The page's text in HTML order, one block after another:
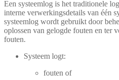
Een systeemlog is het traditionele
interne verwerkingsdetails van één
systeemlog wordt gebruikt door
oplossen van gelogde fouten en ter
fouten.
Systeem logt:
fouten of